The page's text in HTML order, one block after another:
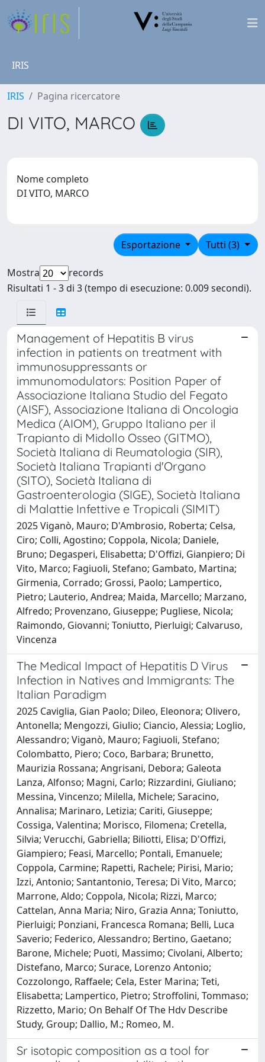
IRIS
IRIS Pagina ricercatore
DI VITO, MARCO
Nome completo
DI VITO, MARCO
Tutti (3)
Esportazione
Mostra
records
Risultati 1 - 3 di 3 (tempo di esecuzione: 0.009 secondi).
Management of Hepatitis B virus
infection in patients on treatment with
immunosuppressants or
immunomodulators: Position Paper of
Associazione Italiana Studio del Fegato
(AISF), Associazione Italiana di Oncologia
Medica (AIOM), Gruppo Italiano per il
Trapianto di Midollo Osseo (GITMO),
Società Italiana di Reumatologia (SIR),
Società Italiana Trapianti d'Organo
(SITO), Società Italiana di
Gastroenterologia (SIGE), Società Italiana
di Malattie Infettive e Tropicali (SIMIT)
2025 Viganò, Mauro; D'Ambrosio, Roberta; Celsa,
Ciro; Colli, Agostino; Coppola, Nicola; Daniele,
Bruno; Degasperi, Elisabetta; D'Offizi, Gianpiero; Di
Vito, Marco; Fagiuoli, Stefano; Gambato, Martina;
Girmenia, Corrado; Grossi, Paolo; Lampertico,
Pietro; Lauterio, Andrea; Maida, Marcello; Marzano,
Alfredo; Provenzano, Giuseppe; Pugliese, Nicola;
Raimondo, Giovanni; Toniutto, Pierluigi; Calvaruso,
Vincenza
The Medical Impact of Hepatitis D Virus
Infection in Natives and Immigrants: The
Italian Paradigm
2025 Caviglia, Gian Paolo; Dileo, Eleonora; Olivero,
Antonella; Mengozzi, Giulio; Ciancio, Alessia; Loglio,
Alessandro; Viganò, Mauro; Fagiuoli, Stefano;
Colombatto, Piero; Coco, Barbara; Brunetto,
Maurizia Rossana; Angrisani, Debora; Galeota
Lanza, Alfonso; Magni, Carlo; Rizzardini, Giuliano;
Messina, Vincenzo; Milella, Michele; Saracino,
Annalisa; Marinaro, Letizia; Cariti, Giuseppe;
Cossiga, Valentina; Morisco, Filomena; Cretella,
Silvia; Verucchi, Gabriella; Biliotti, Elisa; D'Offizi,
Giampiero; Feasi, Marcello; Pontali, Emanuele;
Coppola, Carmine; Rapetti, Rachele; Pirisi, Mario;
Izzi, Antonio; Santantonio, Teresa; Di Vito, Marco;
Marrone, Aldo; Coppola, Nicola; Rizzi, Marco;
Cattelan, Anna Maria; Niro, Grazia Anna; Toniutto,
Pierluigi; Ponziani, Francesca Romana; Belli, Luca
Saverio; Federico, Alessandro; Bertino, Gaetano;
Barone, Michele; Puoti, Massimo; Civolani, Alberto;
Distefano, Marco; Surace, Lorenzo Antonio;
Cozzolongo, Raffaele; Cela, Ester Marina; Teti,
Elisabetta; Lampertico, Pietro; Stroffolini, Tommaso;
Rizzetto, Mario; On Behalf Of The Hdv Describe
Study, Group; Dallio, M.; Romeo, M.
Sr isotopic composition as a tool for